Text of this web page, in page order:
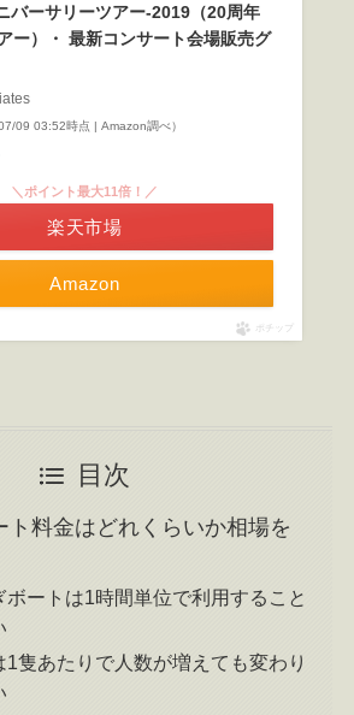
バーサリーツアー-2019（20周年
ー）・ 最新コンサート会場販売グ
09 03:52時点 | Amazon調べ）
Amazon
＼ポイント最大11倍！／
楽天市場
ポチップ
目次
ト料金はどれくらいか相場を
ボートは1時間単位で利用すること
1隻あたりで人数が増えても変わり